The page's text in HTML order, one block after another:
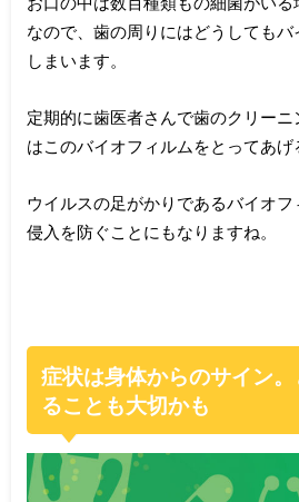
なので、歯の周りにはどうしても
しまいます。
定期的に歯医者さんで歯のクリー
はこのバイオフィルムをとってあげ
ウイルスの足がかりであるバイオフ
侵入を防ぐことにもなりますね。
症状は身体からのサイン
ることも大切かも